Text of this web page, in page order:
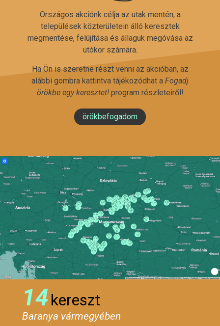
Országos akciónk célja az utak mentén, a
települések közterületein álló keresztek
megmentése, felújítása és állaguk megóvása az
utókor számára.
Ha Ön is szeretne részt venni az akcióban, az
alábbi gombra kattintva tájékozódhat a Fogadj
örökbe egy keresztet!program részleteiről!
örökbefogadom
14kereszt
Baranya vármegyében